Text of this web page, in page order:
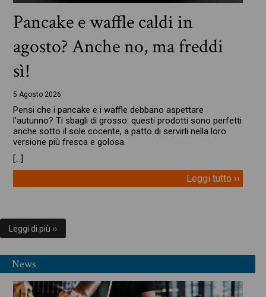
Pancake e waffle caldi in
agosto? Anche no, ma freddi
sì!
5 Agosto 2026
Pensi che i pancake e i waffle debbano aspettare
l’autunno? Ti sbagli di grosso: questi prodotti sono perfetti
anche sotto il sole cocente, a patto di servirli nella loro
versione più fresca e golosa.
[…]
Leggi tutto ››
Leggi di più ››
News